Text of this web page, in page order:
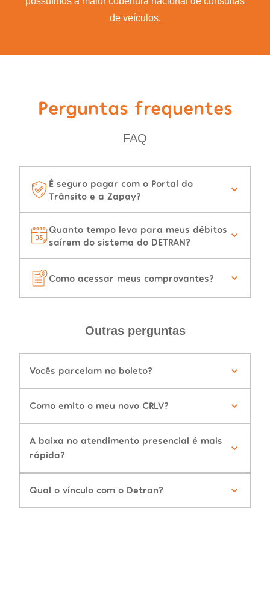
de veículos.
Perguntas frequentes
FAQ
É seguro pagar com o Portal do
Trânsito e a Zapay?
Quanto tempo leva para meus débitos
saírem do sistema do DETRAN?
Como acessar meus comprovantes?
Outras perguntas
Vocês parcelam no boleto?
Como emito o meu novo CRLV?
A baixa no atendimento presencial é mais
rápida?
Qual o vínculo com o Detran?